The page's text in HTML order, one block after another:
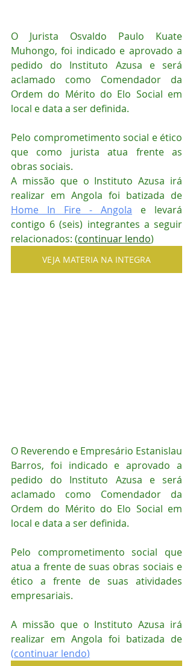
O Jurista Osvaldo Paulo Kuate
Muhongo, foi indicado e aprovado a
pedido do Instituto Azusa e será
aclamado como Comendador da
Ordem do Mérito do Elo Social em
local e data a ser definida.
Pelo comprometimento social e ético
que como jurista atua frente as
obras sociais.
A missão que o Instituto Azusa irá
Home In Fire - Angola e levará
contigo 6 (seis) integrantes a seguir
relacionados: (continuar lendo)
VEJA MATERIA NA INTEGRA
O Reverendo e Empresário Estanislau
Barros, foi indicado e aprovado a
pedido do Instituto Azusa e será
aclamado como Comendador da
Ordem do Mérito do Elo Social em
local e data a ser definida.
Pelo comprometimento social que
atua a frente de suas obras sociais e
ético a frente de suas atividades
empresariais.
A missão que o Instituto Azusa irá
(continuar lendo)